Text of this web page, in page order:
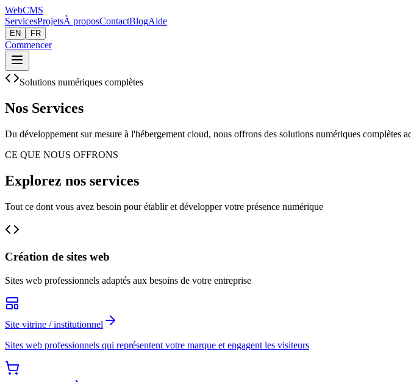
WebCMS
ServicesProjetsÀ proposContactBlogAide
EN FR
Commencer
Solutions numériques complètes
Nos Services
Du développement sur mesure à l'hébergement cloud, nous offrons des solutions numériques complètes
CE QUE NOUS OFFRONS
Explorez nos services
Tout ce dont vous avez besoin pour établir et développer votre présence numérique
Création de sites web
Sites web professionnels adaptés aux besoins de votre entreprise
Site vitrine / institutionnel
Sites web professionnels qui représentent votre marque et engagent les visiteurs